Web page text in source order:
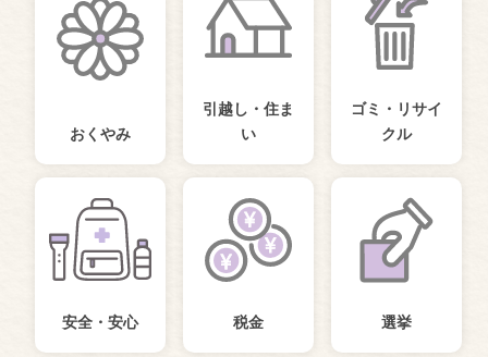
おくやみ
引越し・住ま
い
ゴミ・リサイ
クル
安全・安心 税金 選挙